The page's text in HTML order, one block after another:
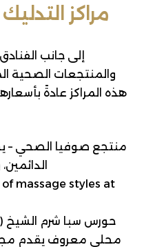
مراكز
إلى جانب
والمنتجعات الصحية
هذه المراكز عادةً
منتجع صوفيا الصحي –
massage styles at
حورس سبا شرم الشيخ
محلي معروف يقدم